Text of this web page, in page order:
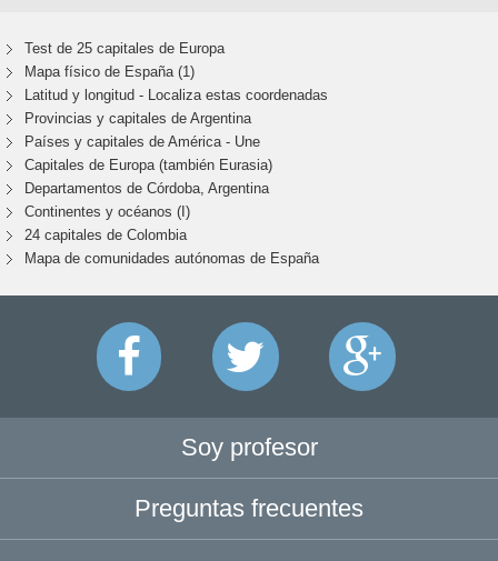
Test de 25 capitales de Europa
Mapa físico de España (1)
Latitud y longitud - Localiza estas coordenadas
Provincias y capitales de Argentina
Países y capitales de América - Une
Capitales de Europa (también Eurasia)
Departamentos de Córdoba, Argentina
Continentes y océanos (I)
24 capitales de Colombia
Mapa de comunidades autónomas de España
Soy profesor
Preguntas frecuentes